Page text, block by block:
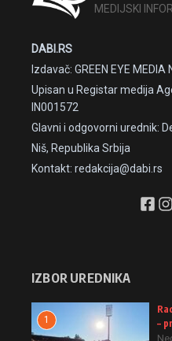
MEDIJSKI
DABI.RS
Izdavač: GREEN EYE MEDIA
Upisan u Registar medija
IN001572
Glavni i odgovorni urednik:
Niš, Republika Srbija
Kontakt: redakcija@dabi.rs
IZBOR UREDNIKA
1
–